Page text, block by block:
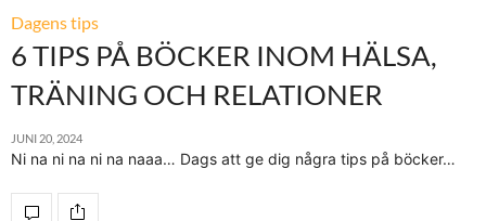
Dagens tips
6 TIPS PÅ BÖCKER INOM HÄLSA,
TRÄNING OCH RELATIONER
JUNI 20, 2024
Ni na ni na ni na naaa… Dags att ge dig några tips på böcker…